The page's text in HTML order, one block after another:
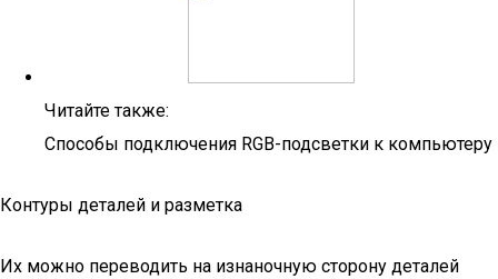
Читайте также:
Способы подключения RGB-подсветки к компьютеру
Контуры деталей и разметка
Их можно переводить на изнаночную сторону деталей